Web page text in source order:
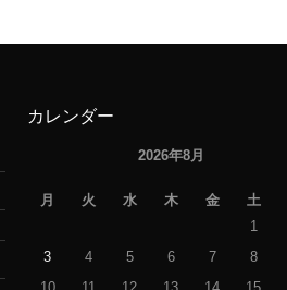
カレンダー
2026年8月
月 火 水 木 金 土
1
3
4 5 6 7 8